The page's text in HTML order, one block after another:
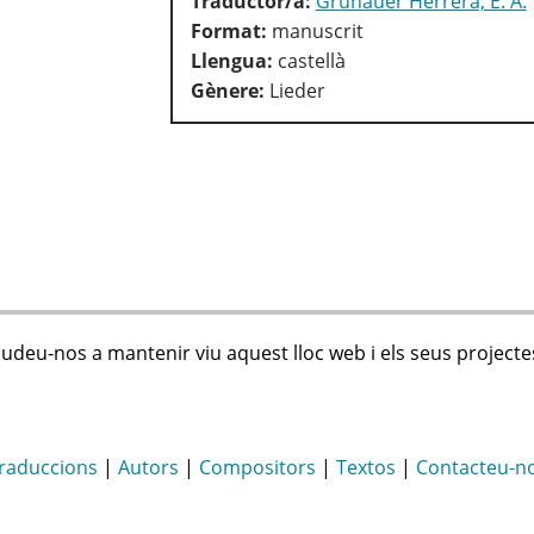
Format: manuscrit
Llengua: castellà
Gènere: Lieder
nos a mantenir viu aquest lloc web i els seus
| Autors | Compositors | Textos | Contacteu-